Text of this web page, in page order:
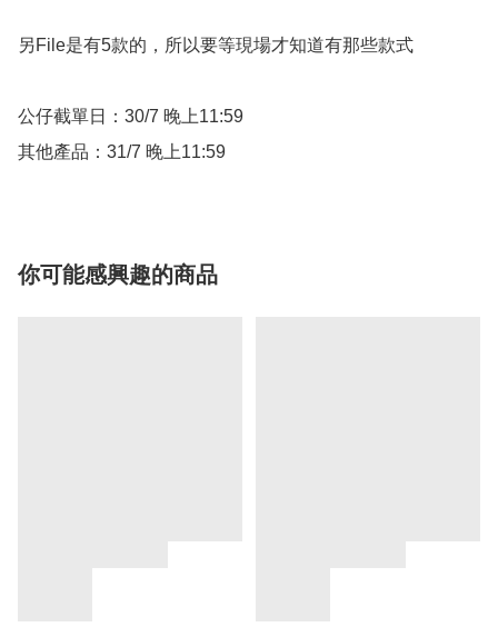
另File是有5款的，所以要等現場才知道有那些款式
公仔截單日：30/7 晚上11:59
其他產品：31/7 晚上11:59
你可能感興趣的商品